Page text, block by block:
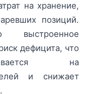
на хранение,
позиций.
выстроенное
дефицита, что
на
и снижает